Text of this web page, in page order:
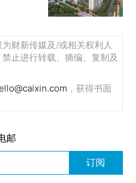
财新传媒及/或相关权利人
止进行转载、摘编、复制及
，获得书面
邮
订阅